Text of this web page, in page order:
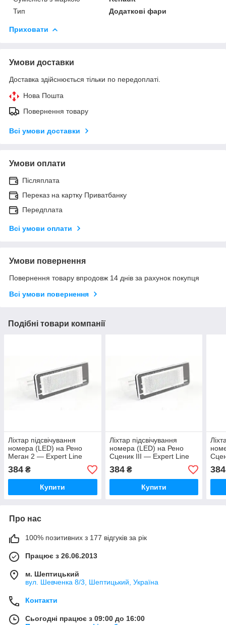
Тип
Додаткові фари
Приховати
Умови доставки
Доставка здійснюється тільки по передоплаті.
Нова Пошта
Повернення товару
Всі умови доставки
Умови оплати
Післяплата
Переказ на картку Приватбанку
Передплата
Всі умови оплати
Умови повернення
Повернення товару впродовж 14 днів за рахунок покупця
Всі умови повернення
Подібні товари компанії
Ліхтар підсвічування
номера (LED) на Рено
Меган 2 — Expert Line
(Польща) LPL0220
384 ₴
Купити
Ліхтар підсвічування
номера (LED) на Рено
Сценик III — Expert Line
(Польща) LPL0220
384₴
Купити
384
Про нас
100% позитивних з 177 відгуків за рік
Працює з 26.06.2013
м. Шептицький
вул. Шевченка 8/3, Шептицький, Україна
Контакти
Сьогодні працює з 09:00 до 16:00